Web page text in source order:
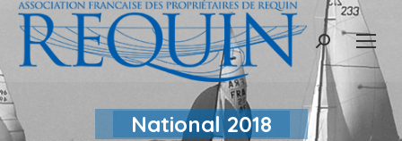
Recherche
National 2018